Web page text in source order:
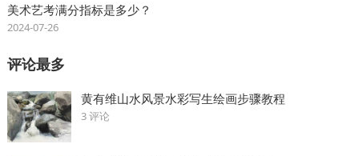
美术艺考满分指标是多少？
2024-07-26
评论最多
黄有维山水风景水彩写生绘画步骤教程
3 评论